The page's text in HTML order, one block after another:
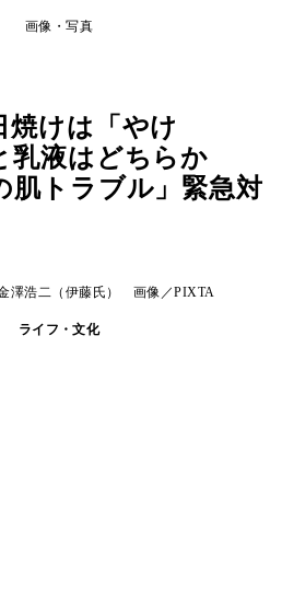
画像・写真
焼けは「やけ
液はどちらか
トラブル」緊急対
澤浩二（伊藤氏） 画像／PIXTA
ライフ・文化